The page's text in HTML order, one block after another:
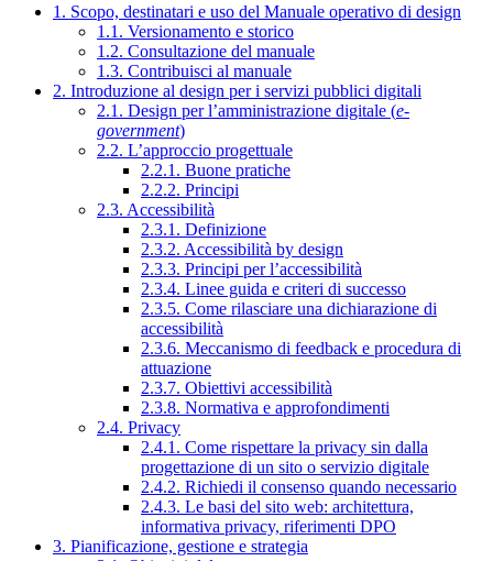
1. Scopo, destinatari e uso del Manuale operativo di design
1.1. Versionamento e storico
1.2. Consultazione del manuale
1.3. Contribuisci al manuale
2. Introduzione al design per i servizi pubblici digitali
2.1. Design per l’amministrazione digitale (e-
government)
2.2. L’approccio progettuale
2.2.1. Buone pratiche
2.2.2. Principi
2.3. Accessibilità
2.3.1. Definizione
2.3.2. Accessibilità by design
2.3.3. Principi per l’accessibilità
2.3.4. Linee guida e criteri di successo
2.3.5. Come rilasciare una dichiarazione di
accessibilità
2.3.6. Meccanismo di feedback e procedura di
attuazione
2.3.7. Obiettivi accessibilità
2.3.8. Normativa e approfondimenti
2.4. Privacy
2.4.1. Come rispettare la privacy sin dalla
progettazione di un sito o servizio digitale
2.4.2. Richiedi il consenso quando necessario
2.4.3. Le basi del sito web: architettura,
informativa privacy, riferimenti DPO
3. Pianificazione, gestione e strategia